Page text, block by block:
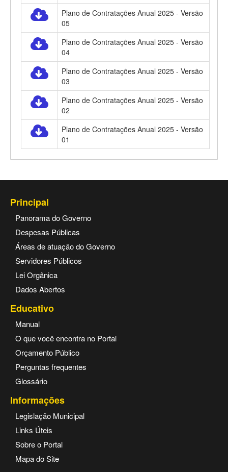
Plano de Contratações Anual 2025 - Versão
05
Plano de Contratações Anual 2025 - Versão
04
Plano de Contratações Anual 2025 - Versão
03
Plano de Contratações Anual 2025 - Versão
02
Plano de Contratações Anual 2025 - Versão
01
Principal
Panorama do Governo
Despesas Públicas
Áreas de atuação do Governo
Servidores Públicos
Lei Orgânica
Dados Abertos
Educativo
Manual
O que você encontra no Portal
Orçamento Público
Perguntas frequentes
Glossário
Informações
Legislação Municipal
Links Úteis
Sobre o Portal
Mapa do Site